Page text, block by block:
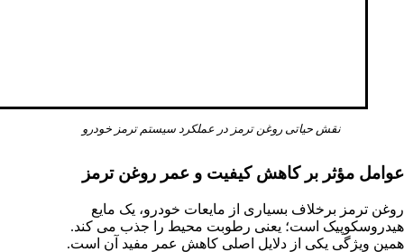
نقش حیاتی روغن ترمز در عملکرد سیستم ترمز خودرو
عوامل مؤثر بر کاهش کیفیت و عمر روغن ترمز
روغن ترمز برخلاف بسیاری از مایعات خودرو، یک مایع
هیدروسکوپیک است؛ یعنی رطوبت محیط را جذب می کند.
همین ویژگی یکی از دلایل اصلی کاهش عمر مفید آن است.